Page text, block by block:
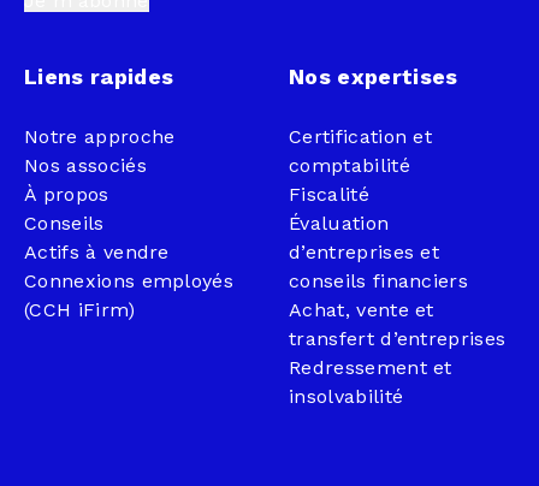
Liens rapides
Notre approche
Nos associés
À propos
Conseils
Actifs à vendre
Connexions employés
(CCH iFirm)
Nos expertises
Certification et
comptabilité
Fiscalité
Évaluation
d’entreprises et
conseils financiers
Achat, vente et
transfert d’entreprises
Redressement et
insolvabilité